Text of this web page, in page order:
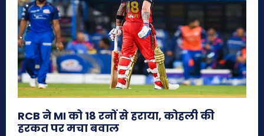
RCB ने MI को 18 रनों से हराया, कोहली की
हरकत पर मचा बवाल